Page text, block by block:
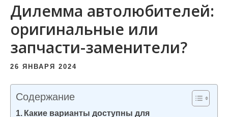
Дилемма автолюбителей:
оригинальные или
запчасти-заменители?
26 ЯНВАРЯ 2024
Содержание
Какие варианты доступны для